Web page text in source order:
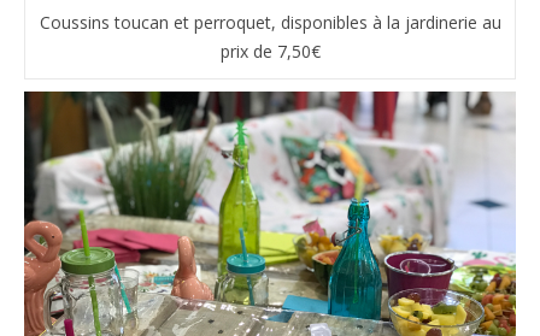
Coussins toucan et perroquet, disponibles à la jardinerie au
prix de 7,50€